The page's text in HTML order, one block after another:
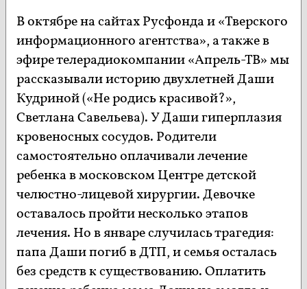
В октябре на сайтах Русфонда и «Тверского
информационного агентства», а также в
эфире телерадиокомпании «Апрель-ТВ» мы
рассказывали историю двухлетней Даши
Кудриной («Не родись красивой?»,
Светлана Савельева). У Даши гиперплазия
кровеносных сосудов. Родители
самостоятельно оплачивали лечение
ребенка в московском Центре детской
челюстно-лицевой хирургии. Девочке
оставалось пройти несколько этапов
лечения. Но в январе случилась трагедия:
папа Даши погиб в ДТП, и семья осталась
без средств к существованию. Оплатить